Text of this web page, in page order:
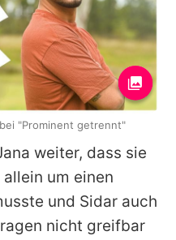
weiter, dass sie
um einen
und Sidar auch
nicht greifbar
"Prominent getrennt"